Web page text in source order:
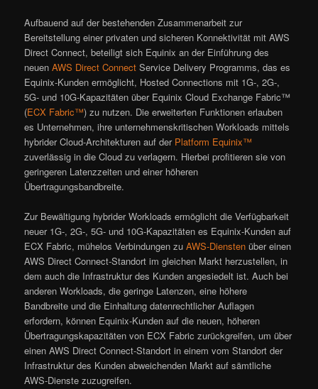
Aufbauend auf der bestehenden Zusammenarbeit zur
Bereitstellung einer privaten und sicheren Konnektivität mit AWS
Direct Connect, beteiligt sich Equinix an der Einführung des
neuenAWS Direct Connect Service Delivery Programms, das es
Equinix-Kunden ermöglicht, Hosted Connections mit 1G-, 2G-,
5G- und 10G-Kapazitäten über Equinix Cloud Exchange Fabric™
(ECX Fabric™) zu nutzen. Die erweiterten Funktionen erlauben
es Unternehmen, ihre unternehmenskritischen Workloads mittels
hybrider Cloud-Architekturen auf der Platform Equinix™
zuverlässig in die Cloud zu verlagern. Hierbei profitieren sie von
geringeren Latenzzeiten und einer höheren
Übertragungsbandbreite.
Zur Bewältigung hybrider Workloads ermöglicht die Verfügbarkeit
neuer 1G-, 2G-, 5G- und 10G-Kapazitäten es Equinix-Kunden auf
ECX Fabric, mühelos Verbindungen zuAWS-Diensten über einen
AWS Direct Connect-Standort im gleichen Markt herzustellen, in
dem auch die Infrastruktur des Kunden angesiedelt ist. Auch bei
anderen Workloads, die geringe Latenzen, eine höhere
Bandbreite und die Einhaltung datenrechtlicher Auflagen
erfordern, können Equinix-Kunden auf die neuen, höheren
Übertragungskapazitäten von ECX Fabric zurückgreifen, um über
einen AWS Direct Connect-Standort in einem vom Standort der
Infrastruktur des Kunden abweichenden Markt auf sämtliche
AWS-Dienste zuzugreifen.